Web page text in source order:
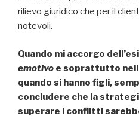
rilievo giuridico che per il
notevoli.
Quando mi accorgo
emotivo e soprattutto
quando si hanno figli,
concludere che la
superare i conflitti